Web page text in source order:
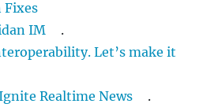
Fixes
IM
.
Let’s make it
Realtime News
.